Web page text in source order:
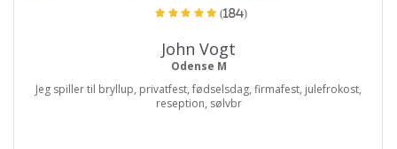
(184)
John Vogt
Odense M
Jeg spiller til bryllup, privatfest, fødselsdag, firmafest, julefrokost,
reseption, sølvbr